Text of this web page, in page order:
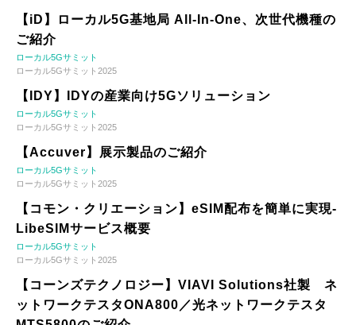
【iD】ローカル5G基地局 All-In-One、次世代機種の
ご紹介
ローカル5Gサミット
ローカル5Gサミット2025
【IDY】IDYの産業向け5Gソリューション
ローカル5Gサミット
ローカル5Gサミット2025
【Accuver】展示製品のご紹介
ローカル5Gサミット
ローカル5Gサミット2025
【コモン・クリエーション】eSIM配布を簡単に実現-
LibeSIMサービス概要
ローカル5Gサミット
ローカル5Gサミット2025
【コーンズテクノロジー】VIAVI Solutions社製 ネ
ットワークテスタONA800／光ネットワークテスタ